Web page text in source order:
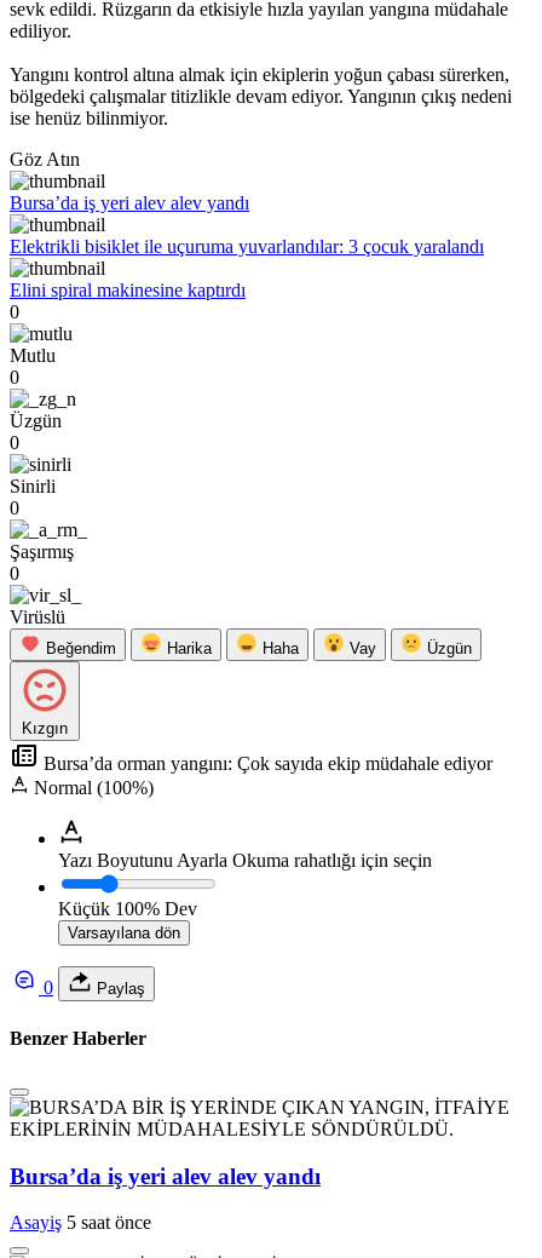
sevk edildi. Rüzgarın da etkisiyle hızla yayılan yangına müdahale
ediliyor.
Yangını kontrol altına almak için ekiplerin yoğun çabası sürerken,
bölgedeki çalışmalar titizlikle devam ediyor. Yangının çıkış nedeni
ise henüz bilinmiyor.
Göz Atın
Bursa’da iş yeri alev alev yandı
Elektrikli bisiklet ile uçuruma yuvarlandılar: 3 çocuk yaralandı
Elini spiral makinesine kaptırdı
0
Mutlu
0
Üzgün
0
Sinirli
0
Şaşırmış
0
Virüslü
Beğendim Harika Haha Vay Üzgün
Kızgın
Bursa’da orman yangını: Çok sayıda ekip müdahale ediyor
Normal (100%)
Yazı Boyutunu Ayarla Okuma rahatlığı için seçin
Küçük 100% Dev
Varsayılana dön
0 Paylaş
Benzer Haberler
Bursa’da iş yeri alev alev yandı
Asayiş 5 saat önce